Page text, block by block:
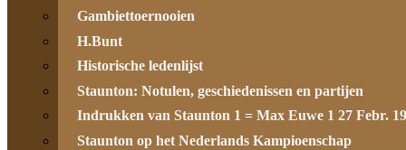
Gambiettoernooien
H.Bunt
Historische ledenlijst
Staunton: Notulen, geschiedenissen en partijen
Indrukken van Staunton 1 = Max Euwe 1 27 Febr.
Staunton op het Nederlands Kampioenschap